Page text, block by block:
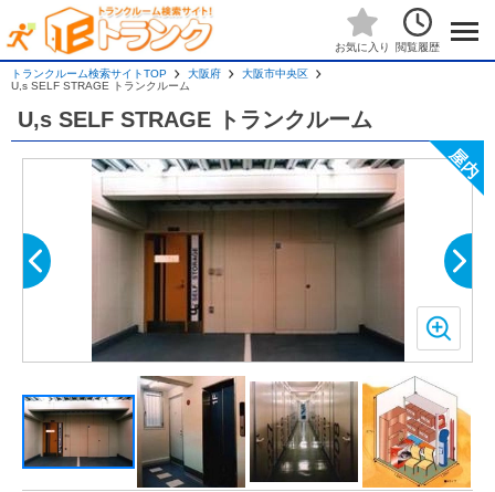
お気に入り 閲覧履歴
トランクルーム検索サイトTOP 大阪府
大阪市中央区
U,s SELF STRAGE トランクルーム
U,s SELF STRAGE トランクルーム